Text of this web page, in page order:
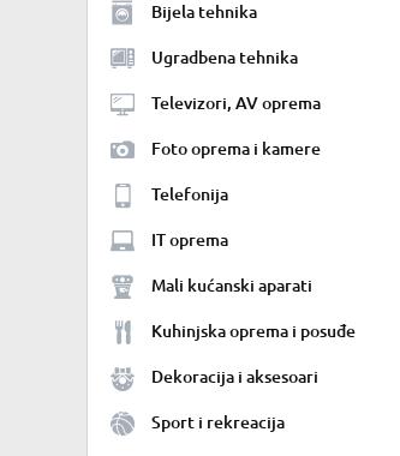
Bijela tehnika
Ugradbena tehnika
Televizori, AV oprema
Foto oprema i kamere
Telefonija
IT oprema
Mali kućanski aparati
Kuhinjska oprema i posuđe
Dekoracija i aksesoari
Sport i rekreacija